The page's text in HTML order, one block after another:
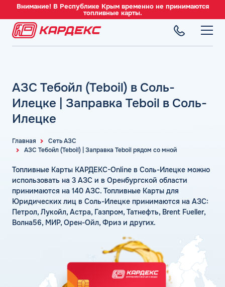
Внимание! В Республике Крым временно не принимаются
топливные карты.
Преимущества
Сравнение
Индивидуальный подход
Автомойки
Аdblue
Шиномонтаж
Вопросы и Ответы
СЕТЬ АЗС
Вся сеть АЗС
АЗС Лукойл
АЗС Татнефть
АЗС Газпром
АЗС Сургутнефтегаз
АЗС Нефтьмагистраль
ТОПЛИВО
Автомобильное топливо
Бензин
Дизельное топливо
Топливный газ
Топливные бренды
Наши города
Калькулятор расхода топлива
СЕРВИСЫ
Все сервисы
Аналитика и Рекомендации
Умный Личный Кабинет
Уведомления об окончании баланса
Поддержка
О компании
Контакты+7 (499) 322-22-95
info@card-oil.ru
Карта АЗС
Главная
Сеть АЗС
АЗС Тебойл (Teboil) | Заправка Teboil рядом со мной
АЗС Тебойл (Teboil) в Соль-
Илецке | Заправка Teboil в Соль-
Илецке
Топливные Карты КАРДЕКС-Online в Соль-Илецке можно
использовать на 3 АЗС и в Оренбургской области
принимаются на 140 АЗС. Топливные Карты для
Юридических лиц в Соль-Илецке принимаются на АЗС:
Петрол, Лукойл, Астра, Газпром, Татнефть, Brent Fueller,
Волна56, МИР, Орен-Ойл, Фриз и других.